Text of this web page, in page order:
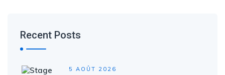
Recent Posts
5 AOÛT 2026